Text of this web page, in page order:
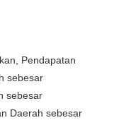
Pendapatan
sebesar
sebesar
Daerah sebesar